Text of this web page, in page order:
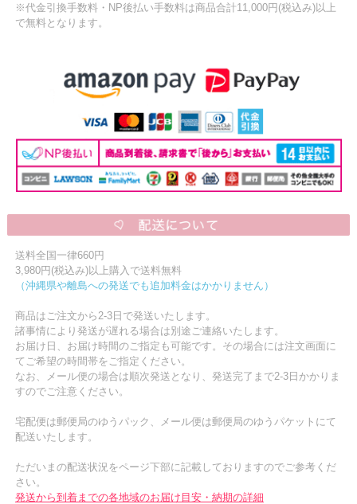
※代金引換手数料・NP後払い手数料は商品合計11,000円(税込み)以上
で無料となります。
送料全国一律660円
3,980円(税込み)以上購入で送料無料
（沖縄県や離島への発送でも追加料金はかかりません）
商品はご注文から2-3日で発送いたします。
諸事情により発送が遅れる場合は別途ご連絡いたします。
お届け日、お届け時間のご指定も可能です。その場合には注文画面に
てご希望の時間帯をご指定ください。
なお、メール便の場合は順次発送となり、発送完了まで2-3日かかりま
すのでご注意ください。
宅配便は郵便局のゆうパック、メール便は郵便局のゆうパケットにて
配送いたします。
ただいまの配送状況をページ下部に記載しておりますのでご参考くだ
さい。
発送から到着までの各地域のお届け目安・納期の詳細